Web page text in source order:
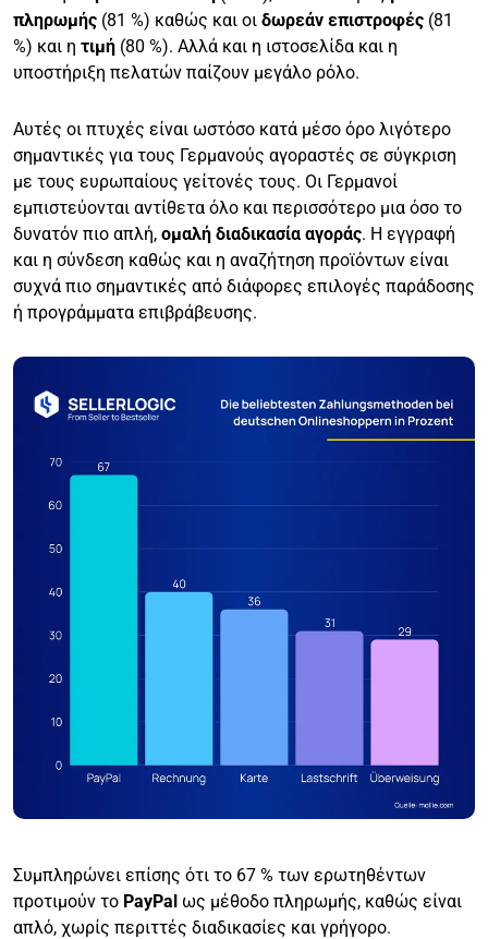
πληρωμής (81 %) καθώς και οι δωρεάν επιστροφές (81
%) και η τιμή (80 %). Αλλά και η ιστοσελίδα και η
υποστήριξη πελατών παίζουν μεγάλο ρόλο.
Αυτές οι πτυχές είναι ωστόσο κατά μέσο όρο λιγότερο
σημαντικές για τους Γερμανούς αγοραστές σε σύγκριση
με τους ευρωπαίους γείτονές τους. Οι Γερμανοί
εμπιστεύονται αντίθετα όλο και περισσότερο μια όσο το
δυνατόν πιο απλή, ομαλή διαδικασία αγοράς. Η εγγραφή
και η σύνδεση καθώς και η αναζήτηση προϊόντων είναι
συχνά πιο σημαντικές από διάφορες επιλογές παράδοσης
ή προγράμματα επιβράβευσης.
Συμπληρώνει επίσης ότι το 67 % των ερωτηθέντων
προτιμούν το PayPal ως μέθοδο πληρωμής, καθώς είναι
απλό, χωρίς περιττές διαδικασίες και γρήγορο.